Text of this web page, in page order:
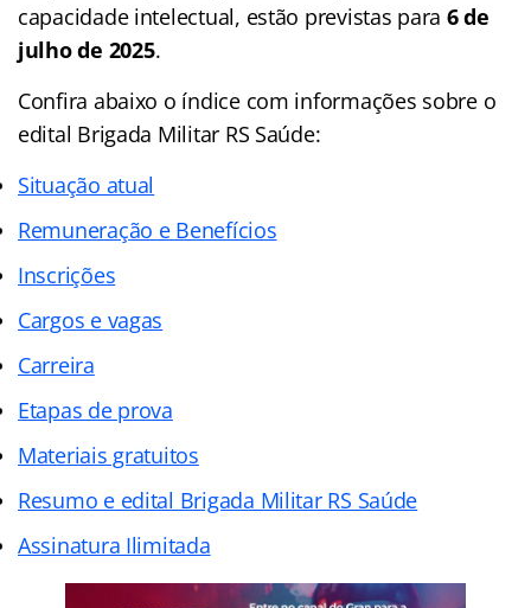
capacidade intelectual, estão previstas para 6 de
julho de 2025.
Confira abaixo o índicecom informações sobre o
edital Brigada Militar RS Saúde:
Situação atual
Remuneração e Benefícios
Inscrições
Cargos e vagas
Carreira
Etapas de prova
Materiais gratuitos
Resumo e edital Brigada Militar RS Saúde
Assinatura Ilimitada